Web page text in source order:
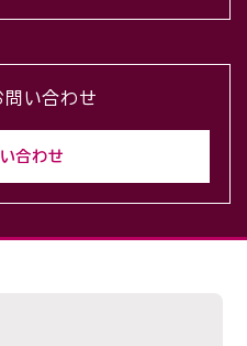
い合わせ
合わせ